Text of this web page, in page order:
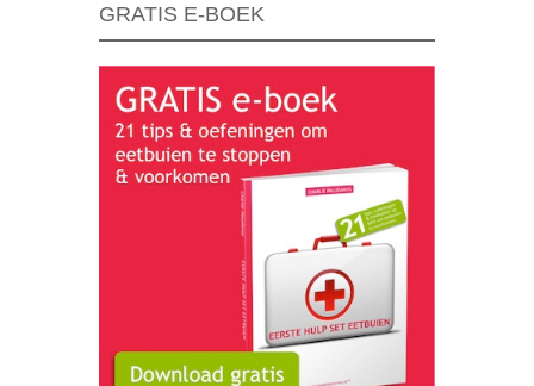
GRATIS E-BOEK